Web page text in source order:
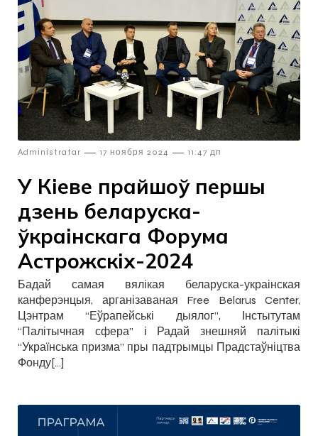
Admіnіstratar — 17 ноября 2024 — 11:47 дп
У Кіеве прайшоў першы
дзень беларуска-
ўкраінскага Форума
Астрожскіх-2024
Бадай самая вялікая беларуска-украінская
канферэнцыя, арганізаваная Free Belarus Center,
Цэнтрам “Еўрапейські дыялог”, Інстытутам
“Палітычная сфера” і Радай знешняй палітыкі
“Українська призма” пры падтрымцы Прадстаўніцтва
Фонду[…]